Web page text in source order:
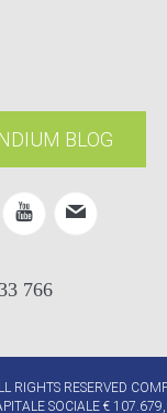
BLOG
766
RIGHTS RESERVED
SOCIALE €